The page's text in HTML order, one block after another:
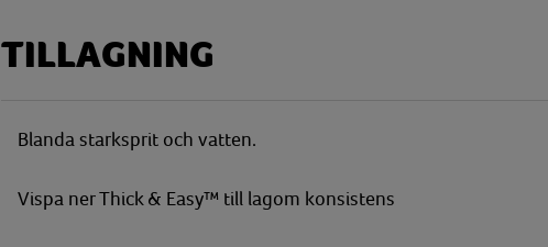
TILLAGNING
Blanda starksprit och vatten.
Vispa ner Thick & Easy™ till lagom konsistens